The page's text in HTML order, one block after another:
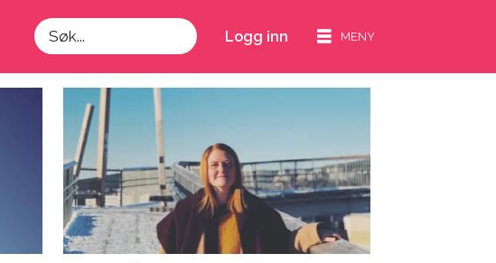
Søk
Logg inn